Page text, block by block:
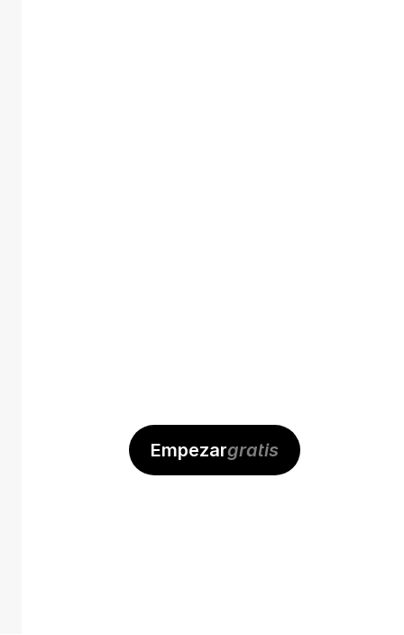
Empezargratis